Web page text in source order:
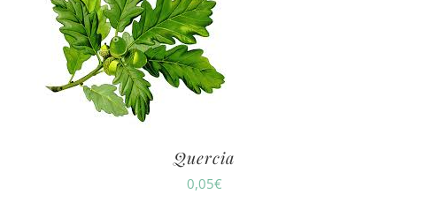
Quercia
0,05€